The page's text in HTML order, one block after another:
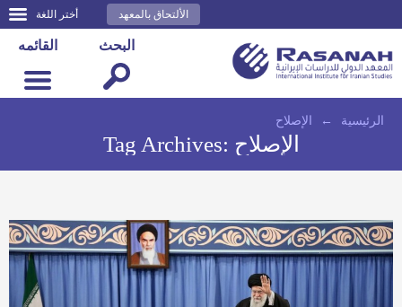
أختر اللغة الألتحاق بالمعهد
القائمه البحث
الرئيسية ← الإصلاح
Tag Archives: الإصلاح